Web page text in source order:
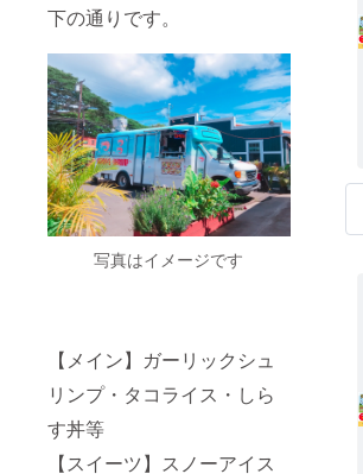
下の通りです。
写真はイメージです
【メイン】ガーリックシュ
リンプ・タコライス・しら
す丼等
【スイーツ】スノーアイス